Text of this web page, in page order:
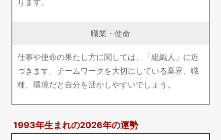
職業・使命
仕事や使命の果たし方に関しては、「組織人」に近
づきます。チームワークを大切にしている業界、職
種、環境だと自分を活かしやすいでしょう。
1993年生まれの2026年の運勢